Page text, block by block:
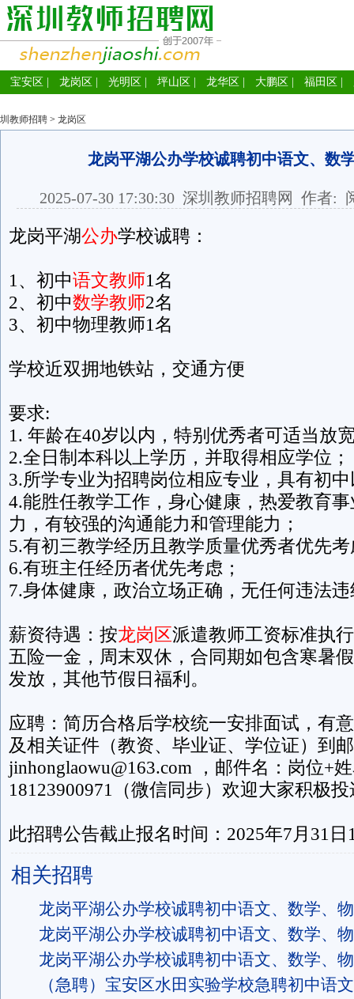
宝安区 龙岗区 光明区 坪山区 龙华区 大鹏区 福田区
圳教师招聘 > 龙岗区
龙岗平湖公办学校诚聘初中语文、数
2025-07-30 17:30:30 深圳教师招聘网 作者:
龙岗平湖公办学校诚聘：
1、初中语文教师1名
2、初中数学教师2名
3、初中物理教师1名
学校近双拥地铁站，交通方便
要求:
1. 年龄在40岁以内，特别优秀者可适当放
2.全日制本科以上学历，并取得相应学位；
3.所学专业为招聘岗位相应专业，具有初
4.能胜任教学工作，身心健康，热爱教育
力，有较强的沟通能力和管理能力；
5.有初三教学经历且教学质量优秀者优先
6.有班主任经历者优先考虑；
7.身体健康，政治立场正确，无任何违法
薪资待遇：按龙岗区派遣教师工资标准执
五险一金，周末双休，合同期如包含寒暑
发放，其他节假日福利。
应聘：简历合格后学校统一安排面试，有
及相关证件（教资、毕业证、学位证）到
jinhonglaowu@163.com ，邮件名：岗位+
18123900971（微信同步）欢迎大家积极
此招聘公告截止报名时间：2025年7月31日
相关招聘
龙岗平湖公办学校诚聘初中语文、数学、
龙岗平湖公办学校诚聘初中语文、数学、
龙岗平湖公办学校诚聘初中语文、数学、
（急聘）宝安区水田实验学校急聘初中语